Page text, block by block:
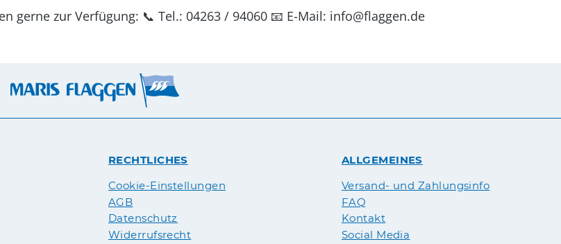
gerne zur Verfügung: 📞 Tel.: 04263 / 94060 📧 E-Mail: info@flaggen.de
RECHTLICHES
Cookie-Einstellungen
AGB
Datenschutz
Widerrufsrecht
ALLGEMEINES
Versand- und Zahlungsinfo
FAQ
Kontakt
Social Media